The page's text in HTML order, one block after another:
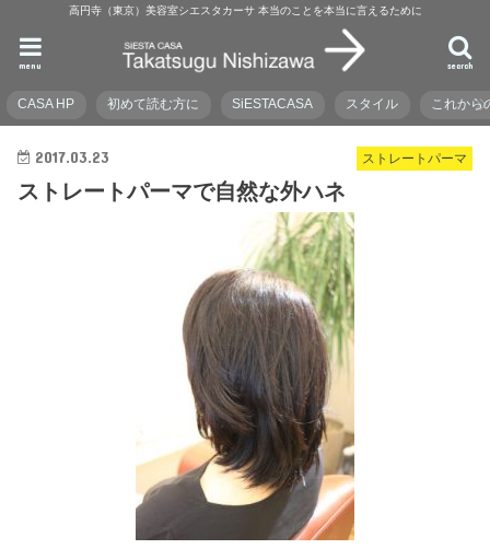
高円寺（東京）美容室シエスタカーサ 本当のことを本当に言えるために
search
menu
CASA HP 初めて読む方に SiESTACASA スタイル これから
ストレートパーマ
2017.03.23
ストレートパーマで自然な外ハネ